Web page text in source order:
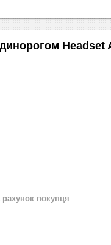
Headset
рахунок покупця